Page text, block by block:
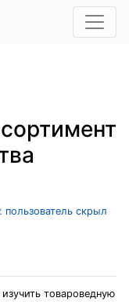
пользователь скрыл
товароведную